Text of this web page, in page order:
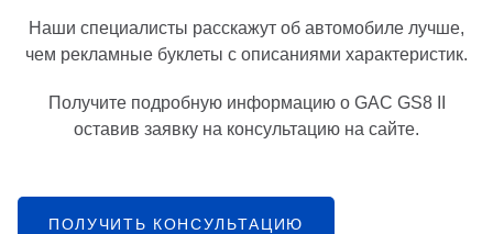
Наши специалисты расскажут об автомобиле лучше,
чем рекламные буклеты с описаниями характеристик.
Получите подробную информацию о GAC GS8 II
оставив заявку на консультацию на сайте.
ПОЛУЧИТЬ КОНСУЛЬТАЦИЮ